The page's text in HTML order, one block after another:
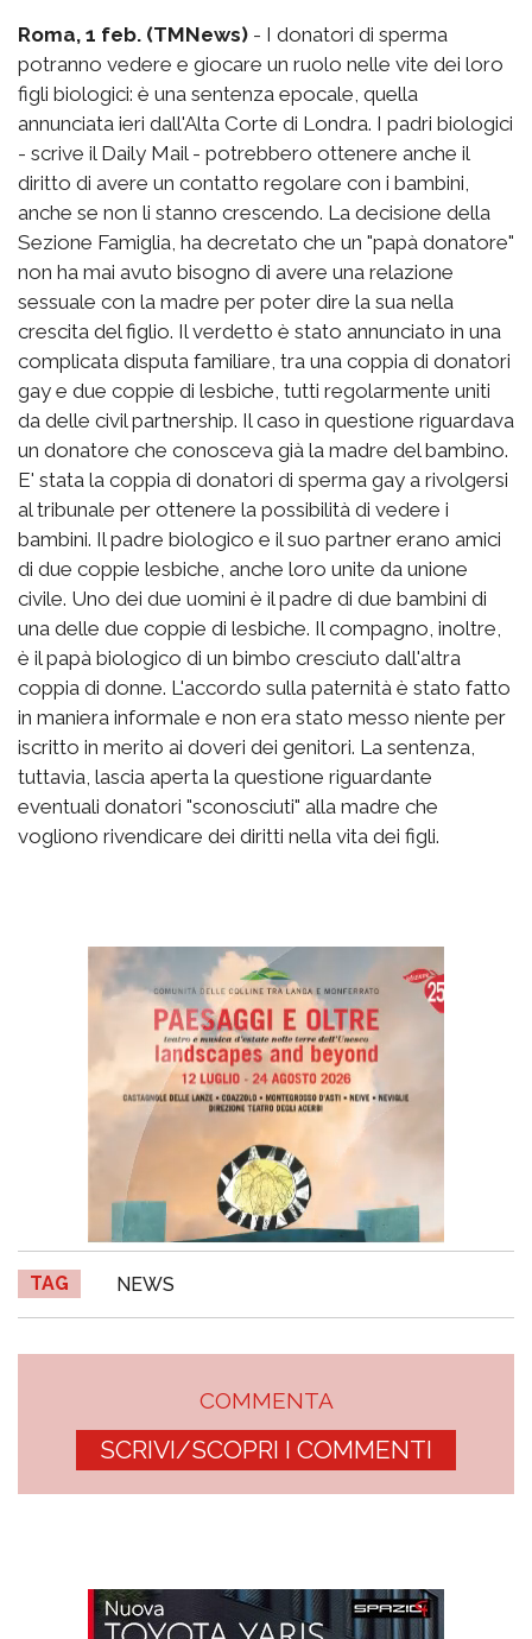
Roma, 1 feb. (TMNews) - I donatori di sperma
potranno vedere e giocare un ruolo nelle vite dei loro
figli biologici: è una sentenza epocale, quella
annunciata ieri dall'Alta Corte di Londra. I padri biologici
- scrive il Daily Mail - potrebbero ottenere anche il
diritto di avere un contatto regolare con i bambini,
anche se non li stanno crescendo. La decisione della
Sezione Famiglia, ha decretato che un "papà donatore"
non ha mai avuto bisogno di avere una relazione
sessuale con la madre per poter dire la sua nella
crescita del figlio. Il verdetto è stato annunciato in una
complicata disputa familiare, tra una coppia di donatori
gay e due coppie di lesbiche, tutti regolarmente uniti
da delle civil partnership. Il caso in questione riguardava
un donatore che conosceva già la madre del bambino.
E' stata la coppia di donatori di sperma gay a rivolgersi
al tribunale per ottenere la possibilità di vedere i
bambini. Il padre biologico e il suo partner erano amici
di due coppie lesbiche, anche loro unite da unione
civile. Uno dei due uomini è il padre di due bambini di
una delle due coppie di lesbiche. Il compagno, inoltre,
è il papà biologico di un bimbo cresciuto dall'altra
coppia di donne. L'accordo sulla paternità è stato fatto
in maniera informale e non era stato messo niente per
iscritto in merito ai doveri dei genitori. La sentenza,
tuttavia, lascia aperta la questione riguardante
eventuali donatori "sconosciuti" alla madre che
vogliono rivendicare dei diritti nella vita dei figli.
TAG NEWS
COMMENTA
SCRIVI/SCOPRI I COMMENTI